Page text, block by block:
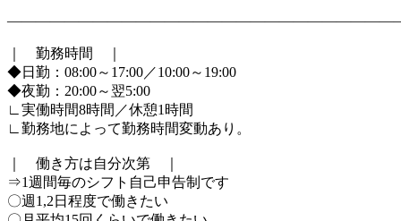
｜ 勤務時間 ｜
◆日勤：08:00～17:00／10:00～19:00
◆夜勤：20:00～翌5:00
∟実働時間8時間／休憩1時間
∟勤務地によって勤務時間変動あり。
｜ 働き方は自分次第 ｜
⇒1週間毎のシフト自己申告制です
〇週1,2日程度で働きたい